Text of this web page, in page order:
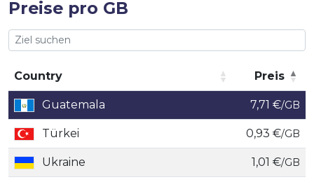
Preise pro GB
Country
Preis
Country
Preis
Guatemala 7,71 €/GB
Türkei 0,93 €/GB
Ukraine 1,01 €/GB